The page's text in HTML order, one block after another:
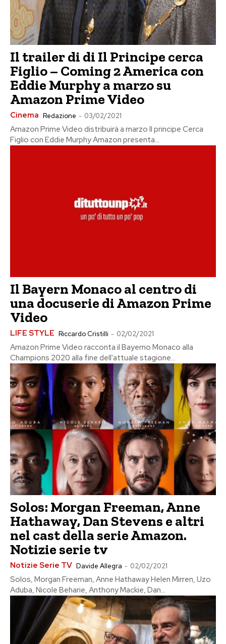
Il trailer di di Il Principe cerca
Figlio – Coming 2 America con
Eddie Murphy a marzo su
Amazon Prime Video
Cinema Redazione - 03/02/2021
Amazon Prime Video distribuirà a marzo Il principe Cerca
Figlio con Eddie Murphy Amazon presenta...
Il Bayern Monaco al centro di
una docuserie di Amazon Prime
Video
LIFE STYLE Riccardo Cristilli - 02/02/2021
Amazon Prime Video racconta il Bayerno Monaco alla
Champions 2020 alla fine dell'attuale stagione...
Solos: Morgan Freeman, Anne
Hathaway, Dan Stevens e altri
nel cast della serie Amazon.
Notizie serie tv
Notizie Serie TV Davide Allegra - 02/02/2021
Solos, Morgan Freeman, Anne Hathaway Helen Mirren, Uzo
Aduba, Nicole Beharie, Anthony Mackie, Dan...